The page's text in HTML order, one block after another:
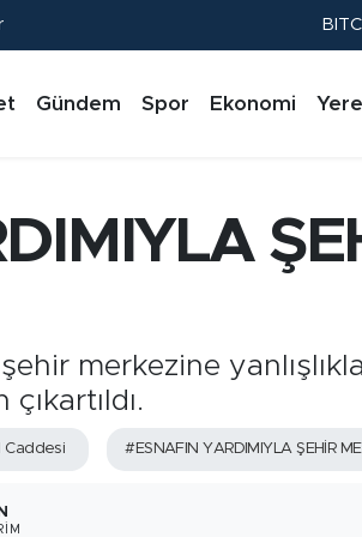
Gündem Spor Ekonomi
merkezine
Caddesi #ESNAFIN YARDIMIYLA ŞEHİR